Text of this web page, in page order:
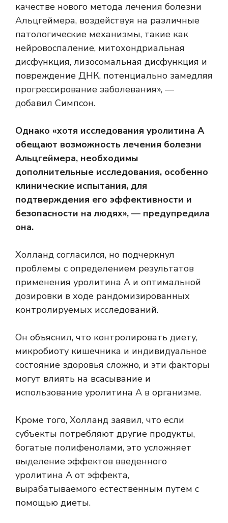
качестве нового метода лечения болезни
Альцгеймера, воздействуя на различные
патологические механизмы, такие как
нейровоспаление, митохондриальная
дисфункция, лизосомальная дисфункция и
повреждение ДНК, потенциально замедляя
прогрессирование заболевания», —
добавил Симпсон.
Однако «хотя исследования уролитина А
обещают возможность лечения болезни
Альцгеймера, необходимы
дополнительные исследования, особенно
клинические испытания, для
подтверждения его эффективности и
безопасности на людях», — предупредила
она.
Холланд согласился, но подчеркнул
проблемы с определением результатов
применения уролитина А и оптимальной
дозировки в ходе рандомизированных
контролируемых исследований.
Он объяснил, что контролировать диету,
микробиоту кишечника и индивидуальное
состояние здоровья сложно, и эти факторы
могут влиять на всасывание и
использование уролитина А в организме.
Кроме того, Холланд заявил, что если
субъекты потребляют другие продукты,
богатые полифенолами, это усложняет
выделение эффектов введенного
уролитина А от эффекта,
вырабатываемого естественным путем с
помощью диеты.